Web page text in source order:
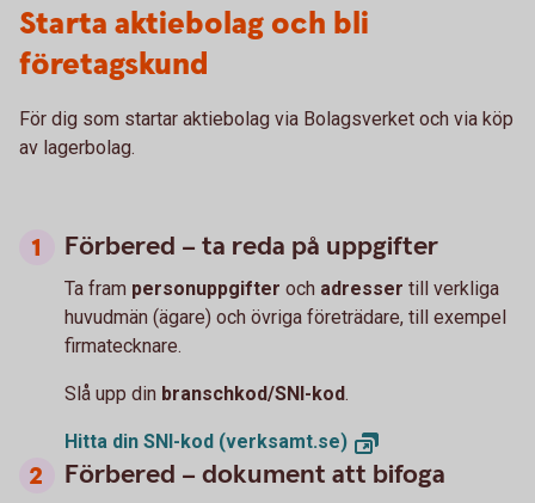
Starta aktiebolag och bli
företagskund
För dig som startar aktiebolag via Bolagsverket och via köp
av lagerbolag.
Förbered – ta reda på uppgifter
Ta fram personuppgifter och adresser till verkliga
huvudmän (ägare) och övriga företrädare, till exempel
firmatecknare.
Slå upp din branschkod/SNI-kod.
Hitta din SNI-kod (verksamt.se)
Förbered – dokument att bifoga